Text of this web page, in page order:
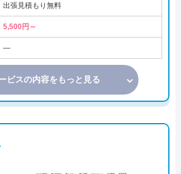
出張見積もり無料
5,500円～
―
ビスの内容をもっと見る